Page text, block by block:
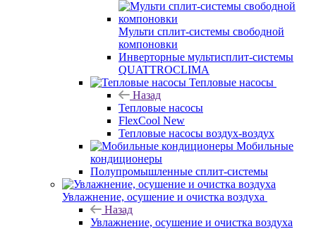
Мульти сплит-системы свободной
компоновки
Инверторные мультисплит-системы
QUATTROCLIMA
Тепловые насосы
Назад
Тепловые насосы
FlexCool New
Тепловые насосы воздух-воздух
Мобильные
кондиционеры
Полупромышленные сплит-системы
Увлажнение, осушение и очистка воздуха
Назад
Увлажнение, осушение и очистка воздуха